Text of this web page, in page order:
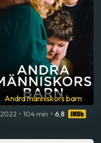
Andra människors barn
2022 • 104 min • 6,8